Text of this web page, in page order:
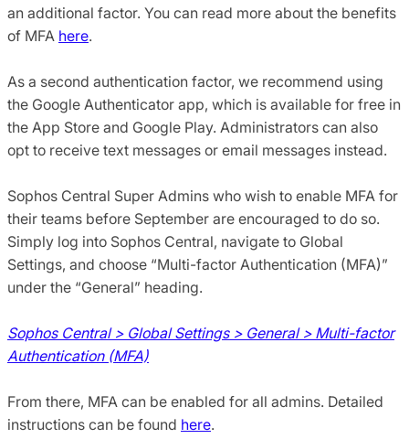
an additional factor.​ You can read more about the benefits
of MFA here.
As a second authentication factor, we recommend using
the Google Authenticator app, which is available for free in
the App Store and Google Play. Administrators can also
opt to receive text messages or email messages instead.​
Sophos Central Super Admins who wish to enable MFA for
their teams before September are encouraged to do so.
Simply log into Sophos Central, navigate to Global
Settings, and choose “Multi-factor Authentication (MFA)”
under the “General” heading. ​
Sophos Central > Global Settings > General > Multi-factor
Authentication (MFA)
From there, MFA can be enabled for all admins. Detailed
instructions can be found here.